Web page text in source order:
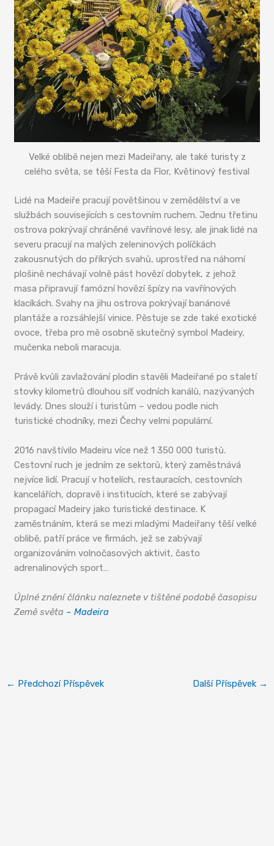
Velké oblibě nejen mezi Madeiřany, ale také turisty z
celého světa, se těší Festa da Flor, Květinový festival
Lidé na Madeiře pracují povětšinou v zemědělství a ve
službách souvisejících s cestovním ruchem. Jednu třetinu
ostrova pokrývají chráněné vavřínové lesy, ale jinak lidé na
severu pracují na malých zeleninových políčkách
zakousnutých do příkrých svahů, uprostřed na náhorní
plošině nechávají volně pást hovězí dobytek, z jehož
masa připravují famózní hovězí špízy na vavřínových
klacíkách. Svahy na jihu ostrova pokrývají banánové
plantáže a rozsáhlejší vinice. Pěstuje se zde také exotické
ovoce, třeba pro mě osobně skutečný symbol Madeiry,
mučenka neboli maracuja.
Právě kvůli zavlažování plodin stavěli Madeiřané po staletí
stovky kilometrů dlouhou síť vodních kanálů, nazývaných
levády. Dnes slouží i turistům – vedou podle nich
turistické chodníky, mezi Čechy velmi populární.
2016 navštívilo Madeiru více než 1 350 000 turistů.
Cestovní ruch je jedním ze sektorů, který zaměstnává
nejvíce lidí. Pracují v hotelích, restauracích, cestovních
kancelářích, dopravě i institucích, které se zabývají
propagací Madeiry jako turistické destinace. K
zaměstnáním, která se mezi mladými Madeiřany těší velké
oblibě, patří práce ve firmách, jež se zabývají
organizováním volnočasových aktivit, často
adrenalinových sport…
Úplné znění článku naleznete v tištěné podobě časopisu
Země světa – Madeira
← Předchozí Příspěvek Další Příspěvek →